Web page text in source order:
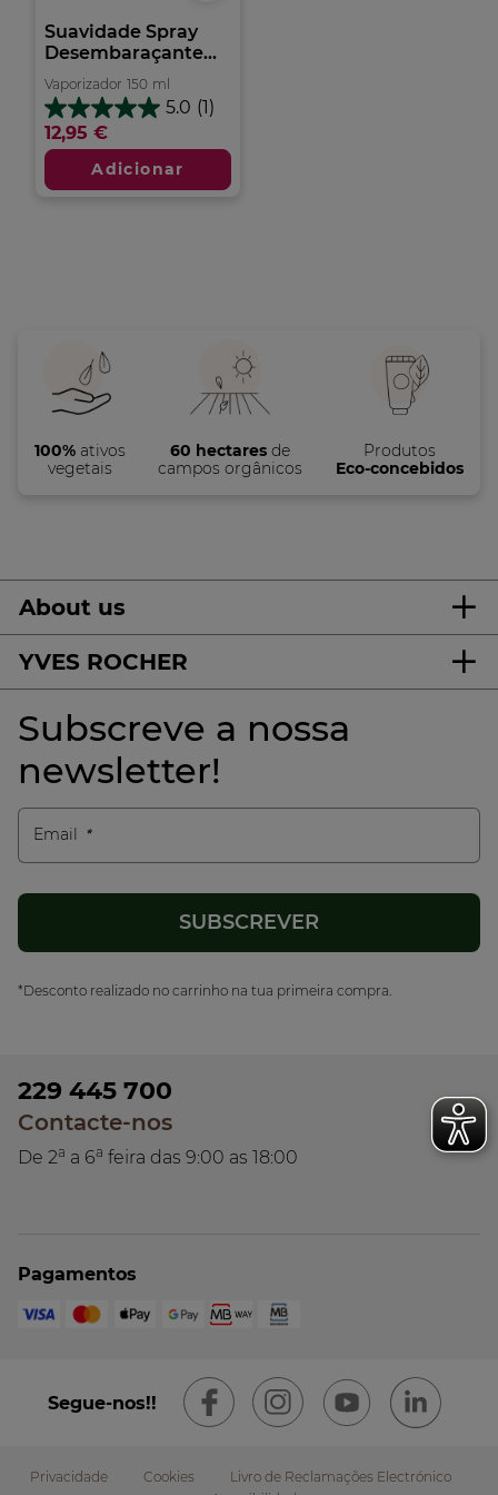
Suavidade Spray
Desembaraçante...
Vaporizador 150 ml
5.0 (1)
5.0
em
5
estrelas.
1
12,95 €
Adicionar
100%ativos
vegetais
60 hectares de
campos orgânicos
Produtos
Eco-concebidos
About us
YVES ROCHER
Subscreve a nossa
newsletter!
Email
*Desconto realizado no carrinho na tua primeira compra.
229 445 700
Contacte-nos
De 2a a 6a feira das 9:00 as 18:00
Pagamentos
Segue-nos!!
Privacidade Cookies
Livro de Reclamações Electrónico